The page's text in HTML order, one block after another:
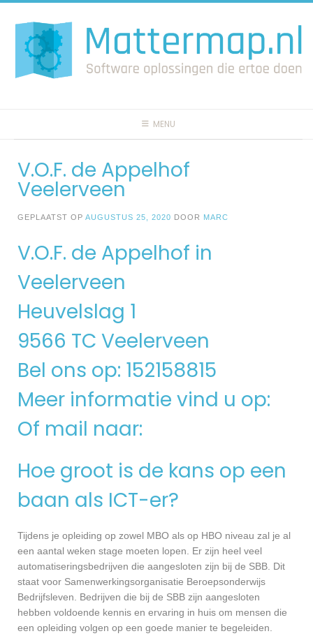
naar
inhoud
MENU
V.O.F. de Appelhof
Veelerveen
GEPLAATST OP AUGUSTUS 25, 2020 DOOR MARC
V.O.F. de Appelhof in
Veelerveen
Heuvelslag 1
9566 TC Veelerveen
Bel ons op: 152158815
Meer informatie vind u op:
Of mail naar:
Hoe groot is de kans op een
baan als ICT-er?
Tijdens je opleiding op zowel MBO als op HBO niveau zal je al
een aantal weken stage moeten lopen. Er zijn heel veel
automatiseringsbedrijven die aangesloten zijn bij de SBB. Dit
staat voor Samenwerkingsorganisatie Beroepsonderwijs
Bedrijfsleven. Bedrijven die bij de SBB zijn aangesloten
hebben voldoende kennis en ervaring in huis om mensen die
een opleiding volgen op een goede manier te begeleiden.